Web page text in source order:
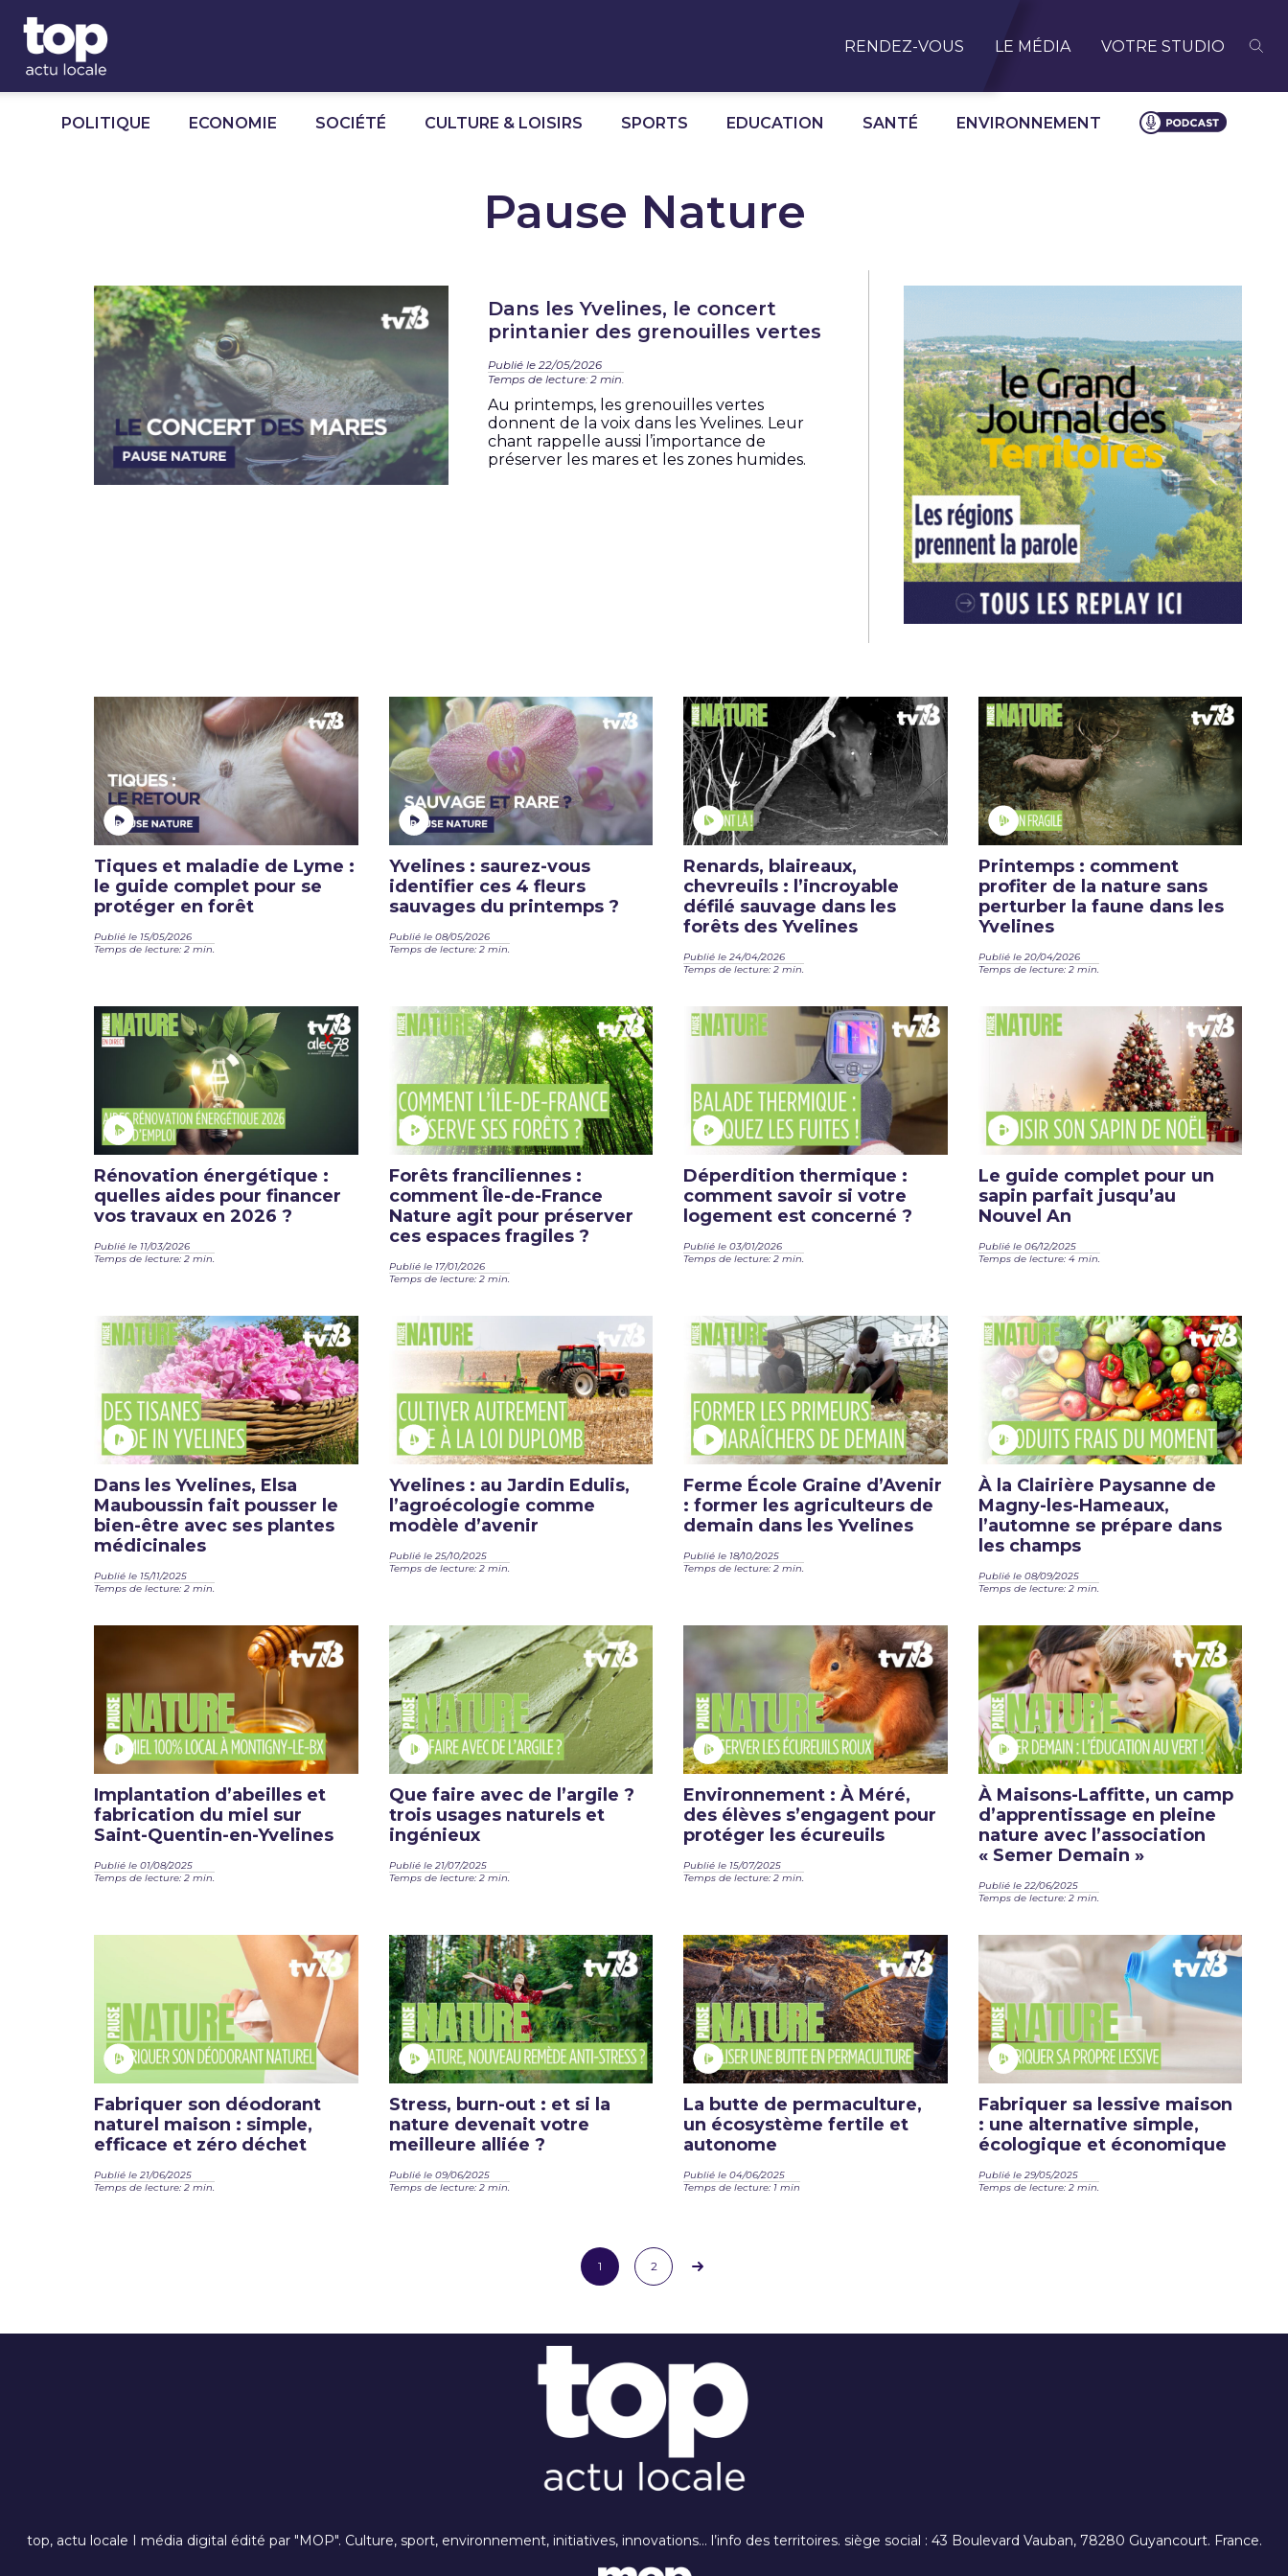
RENDEZ-VOUS LE MÉDIA VOTRE STUDIO
POLITIQUE ECONOMIE SOCIÉTÉ CULTURE & LOISIRS SPORTS EDUCATION SANTÉ ENVIRONNEMENT
Pause Nature
Dans les Yvelines, le concert
printanier des grenouilles vertes
Publié le 22/05/2026
Temps de lecture: 2 min.
Au printemps, les grenouilles vertes
donnent de la voix dans les Yvelines. Leur
chant rappelle aussi l’importance de
préserver les mares et les zones humides.
Tiques et maladie de Lyme :
le guide complet pour se
protéger en forêt
Publié le 15/05/2026
Temps de lecture: 2 min.
Yvelines : saurez-vous
identifier ces 4 fleurs
sauvages du printemps ?
Publié le 08/05/2026
Temps de lecture: 2 min.
Renards, blaireaux,
chevreuils : l’incroyable
défilé sauvage dans les
forêts des Yvelines
Publié le 24/04/2026
Temps de lecture: 2 min.
Printemps : comment
profiter de la nature sans
perturber la faune dans les
Yvelines
Publié le 20/04/2026
Temps de lecture: 2 min.
Rénovation énergétique :
quelles aides pour financer
vos travaux en 2026 ?
Publié le 11/03/2026
Temps de lecture: 2 min.
Forêts franciliennes :
comment Île-de-France
Nature agit pour préserver
ces espaces fragiles ?
Publié le 17/01/2026
Temps de lecture: 2 min.
Déperdition thermique :
comment savoir si votre
logement est concerné ?
Publié le 03/01/2026
Temps de lecture: 2 min.
Le guide complet pour un
sapin parfait jusqu’au
Nouvel An
Publié le 06/12/2025
Temps de lecture: 4 min.
Dans les Yvelines, Elsa
Mauboussin fait pousser le
bien-être avec ses plantes
médicinales
Publié le 15/11/2025
Temps de lecture: 2 min.
Yvelines : au Jardin Edulis,
l’agroécologie comme
modèle d’avenir
Publié le 25/10/2025
Temps de lecture: 2 min.
Ferme École Graine d’Avenir
: former les agriculteurs de
demain dans les Yvelines
Publié le 18/10/2025
Temps de lecture: 2 min.
À la Clairière Paysanne de
Magny-les-Hameaux,
l’automne se prépare dans
les champs
Publié le 08/09/2025
Temps de lecture: 2 min.
Implantation d’abeilles et
fabrication du miel sur
Saint-Quentin-en-Yvelines
Publié le 01/08/2025
Temps de lecture: 2 min.
Que faire avec de l’argile ?
trois usages naturels et
ingénieux
Publié le 21/07/2025
Temps de lecture: 2 min.
Environnement : À Méré,
des élèves s’engagent pour
protéger les écureuils
Publié le 15/07/2025
Temps de lecture: 2 min.
À Maisons-Laffitte, un camp
d’apprentissage en pleine
nature avec l’association
« Semer Demain »
Publié le 22/06/2025
Temps de lecture: 2 min.
Fabriquer son déodorant
naturel maison : simple,
efficace et zéro déchet
Publié le 21/06/2025
Temps de lecture: 2 min.
Stress, burn-out : et si la
nature devenait votre
meilleure alliée ?
Publié le 09/06/2025
Temps de lecture: 2 min.
La butte de permaculture,
un écosystème fertile et
autonome
Publié le 04/06/2025
Temps de lecture: 1 min
Fabriquer sa lessive maison
: une alternative simple,
écologique et économique
Publié le 29/05/2025
Temps de lecture: 2 min.
1 2
top, actu locale I média digital édité par "MOP". Culture, sport, environnement, initiatives, innovations… l’info des territoires. siège social : 43 Boulevard Vauban, 78280 Guyancourt. France.